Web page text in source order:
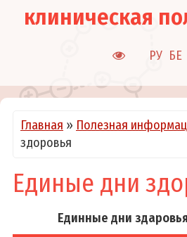
клиническая
РУ БЕ
Главная » Полезная
здоровья
Единые дни
Единные дни